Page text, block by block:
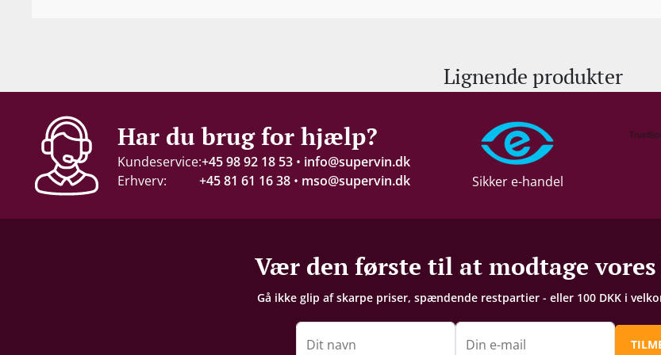
Alkohol-%
13 %
Servering
Lignende produkter
Har du brug for hjælp?
Kundeservice:+45 98 92 18 53 • info@supervin.dk
Erhverv:
+45 81 61 16 38 • mso@supervin.dk Sikker e-handel
Vær den første til at modtage
Gå ikke glip af skarpe priser, spændende restpartier - eller 100 DKK i
Dit navn Din e-mail